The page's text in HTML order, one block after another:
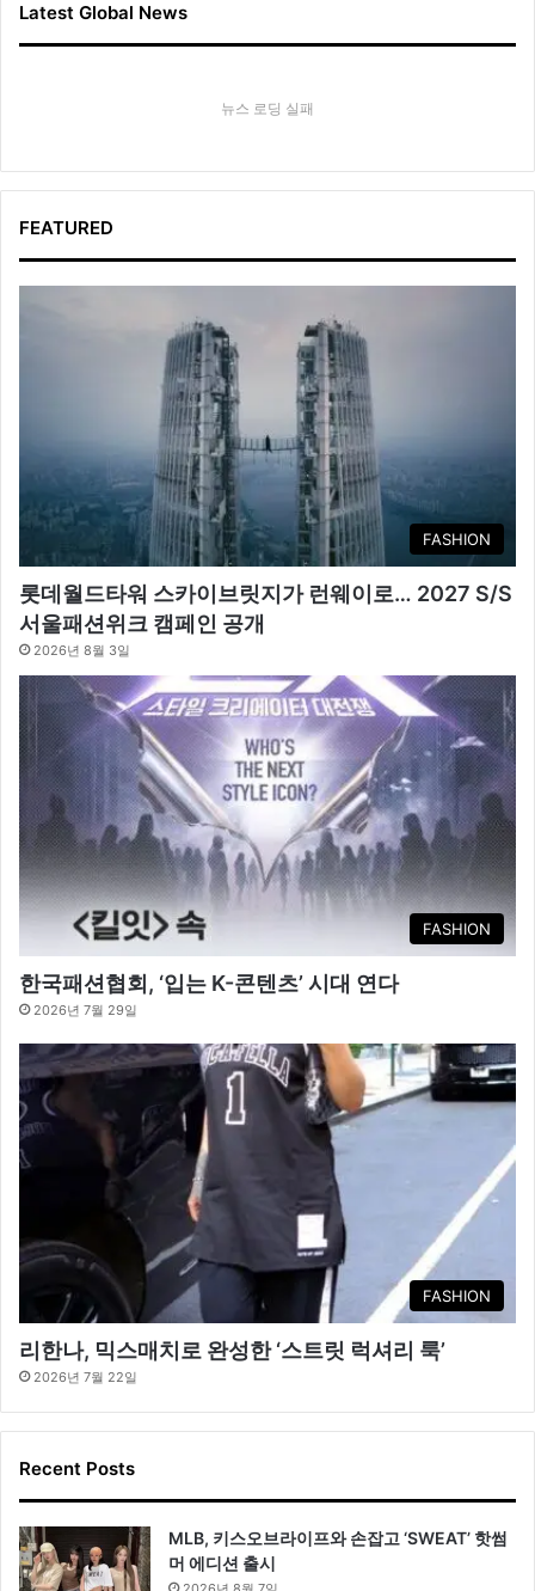
Latest Global News
뉴스 로딩 실패
FEATURED
FASHION
롯데월드타워 스카이브릿지가 런웨이로… 2027 S/S
서울패션위크 캠페인 공개
2026년 8월 3일
FASHION
한국패션협회, ‘입는 K-콘텐츠’ 시대 연다
2026년 7월 29일
FASHION
리한나, 믹스매치로 완성한 ‘스트릿 럭셔리 룩’
2026년 7월 22일
Recent Posts
MLB, 키스오브라이프와 손잡고 ‘SWEAT’ 핫썸
머 에디션 출시